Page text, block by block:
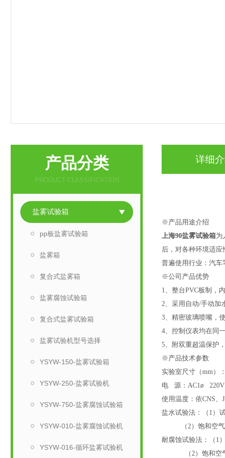
产品分类
PRODUCT CLASSIFICATION
盐雾试验箱
pp板盐雾试验箱
盐雾箱
复合式盐雾箱
盐雾腐蚀试验箱
复合式盐雾试验箱
盐雾试验机型号选择
YSYW-150-盐雾试验箱
YSYW-250-盐雾试验机
YSYW-750-盐雾腐蚀试验箱
YSYW-010-盐雾腐蚀试验机
YSYW-016-循环盐雾试验机
详细
※产品用途介绍
上海90盐雾试验箱为
后，对各种环境适
普遍使用行业：汽车
※公司产品优势
1、整台PVC板制，
2、采用自动/手动加
3、精密玻璃喷嘴，
4、控制仪表均在同
5、附双重超温保护
※产品技术参数
实验室尺寸（mm）
电
源： AC1ø
使用温度：依CNS、
盐水试验法：（ 1）
（2）饱和空
耐腐蚀试验法：（ 1
（2）饱和